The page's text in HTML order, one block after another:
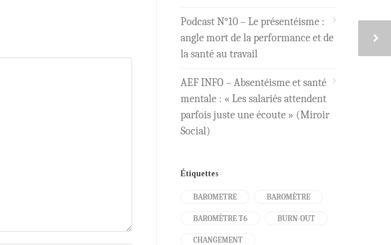
Podcast N°10 – Le présentéisme :
angle mort de la performance et de
la santé au travail
AEF INFO – Absentéisme et santé
mentale : « Les salariés attendent
parfois juste une écoute » (Miroir
Social)
Étiquettes
BAROMETRE BAROMÈTRE
BAROMÈTRE T6 BURN-OUT
CHANGEMENT